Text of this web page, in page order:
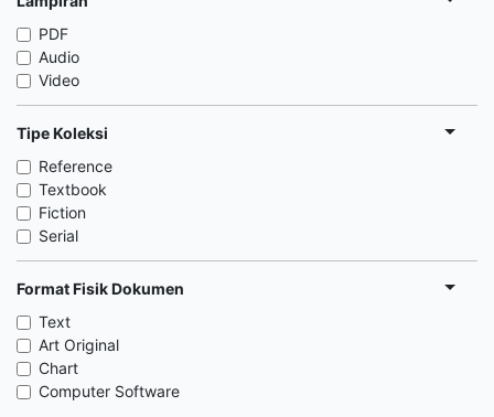
PDF
Audio
Video
Tipe Koleksi
Reference
Textbook
Fiction
Serial
Format Fisik Dokumen
Text
Art Original
Chart
Computer Software